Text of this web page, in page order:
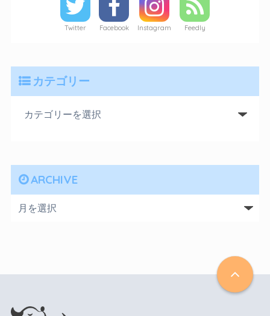
Twitter Facebook Instagram Feedly
カテゴリー
ARCHIVE